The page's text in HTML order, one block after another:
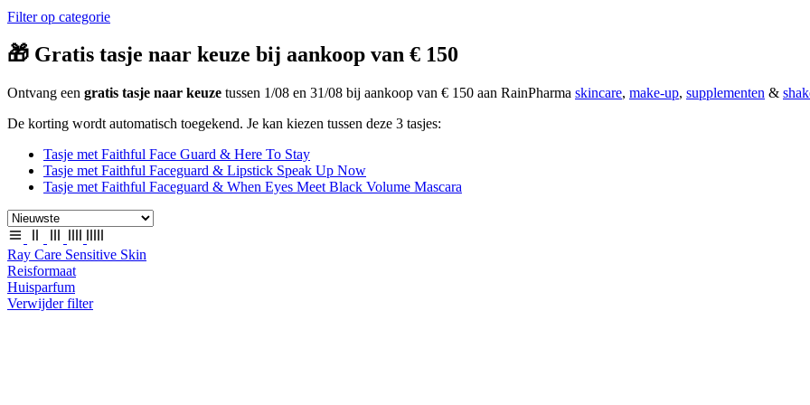
Filter op categorie
🎁 Gratis tasje naar keuze bij aankoop van € 150
Ontvang een gratis tasje naar keuze tussen 1/08 en 31/08 bij aankoop van € 150 aan RainPharma skincare, make-up, supplementen &
De korting wordt automatisch toegekend. Je kan kiezen tussen deze 3 tasjes:
Tasje met Faithful Face Guard & Here To Stay
Tasje met Faithful Faceguard & Lipstick Speak Up Now
Tasje met Faithful Faceguard & When Eyes Meet Black Volume Mascara
Ray Care Sensitive Skin
Reisformaat
Huisparfum
Verwijder filter